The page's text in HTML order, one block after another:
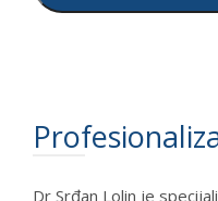
Dr Srđan Lolin je